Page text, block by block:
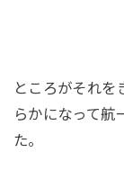
ところがそれを
らかになって航
た。